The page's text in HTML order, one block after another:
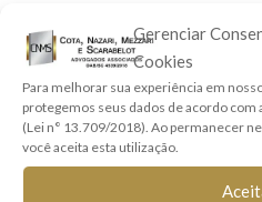
Gerenciar
Cookies
Para melhorar sua experiência em
protegemos seus dados de acordo com
(Lei n° 13.709/2018). Ao permanecer
você aceita esta utilização.
de forma a atrapalhar o
como ameaçar possíveis
etc;
• Assegurar a aplicação da
concreto de fuga.